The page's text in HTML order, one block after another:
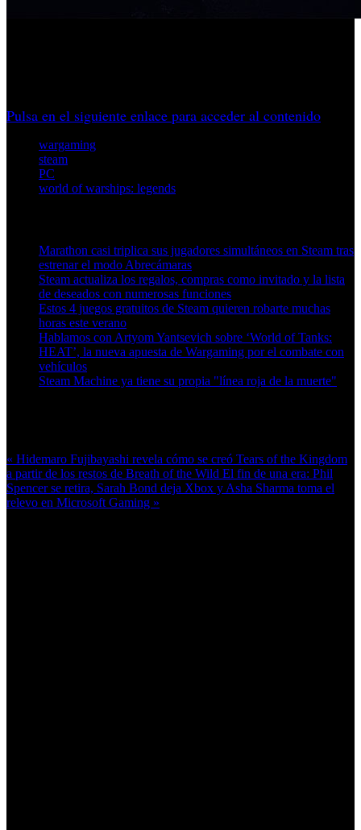
Pulsa en el siguiente enlace para acceder al contenido
wargaming
steam
PC
world of warships: legends
Marathon casi triplica sus jugadores simultáneos en Steam tras
estrenar el modo Abrecámaras
Steam actualiza los regalos, compras como invitado y la lista
de deseados con numerosas funciones
Estos 4 juegos gratuitos de Steam quieren robarte muchas
horas este verano
Hablamos con Artyom Yantsevich sobre ‘World of Tanks:
HEAT’, la nueva apuesta de Wargaming por el combate con
vehículos
Steam Machine ya tiene su propia "línea roja de la muerte"
« Hidemaro Fujibayashi revela cómo se creó Tears of the Kingdom
a partir de los restos de Breath of the Wild El fin de una era: Phil
Spencer se retira, Sarah Bond deja Xbox y Asha Sharma toma el
relevo en Microsoft Gaming »